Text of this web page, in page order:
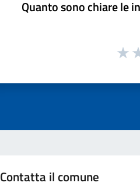
Quanto sono chiare le
Contatta il comune